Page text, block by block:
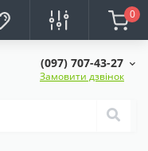
0
(097) 707-43-27
Замовити дзвінок